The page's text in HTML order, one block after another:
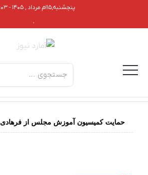
پنجشنبه,۱۵ام مرداد , ۱۴۰۵ - ۱۱:۰۳
.
حمایت کمیسیون آموزش مجلس از فرهادی